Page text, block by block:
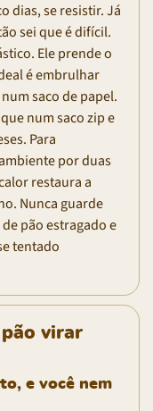
dias, se resistir. Já
sei que é difícil.
Ele prende o
é embrulhar
saco de papel.
num saco zip e
Para
por duas
restaura a
Nunca guarde
pão estragado e
tentado
pão virar
e você nem